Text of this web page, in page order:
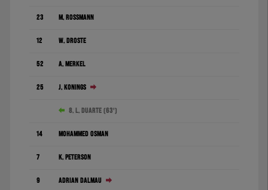
23 M. Rossmann
12 W. Droste
52 A. Merkel
25 J. Konings
8. L. Duarte (63')
14 Mohammed Osman
7 K. Peterson
9 Adrián Dalmau